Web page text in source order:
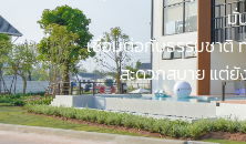
มั่
เชื่อมต่อกับธรรมชาติ
สะดวกสบาย แต่